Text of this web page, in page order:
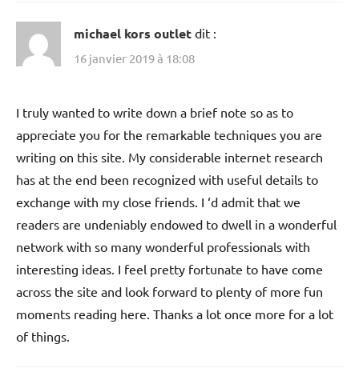
michael kors outlet dit :
16 janvier 2019 à 18:08
I truly wanted to write down a brief note so as to
appreciate you for the remarkable techniques you are
writing on this site. My considerable internet research
has at the end been recognized with useful details to
exchange with my close friends. I ‘d admit that we
readers are undeniably endowed to dwell in a wonderful
network with so many wonderful professionals with
interesting ideas. I feel pretty fortunate to have come
across the site and look forward to plenty of more fun
moments reading here. Thanks a lot once more for a lot
of things.